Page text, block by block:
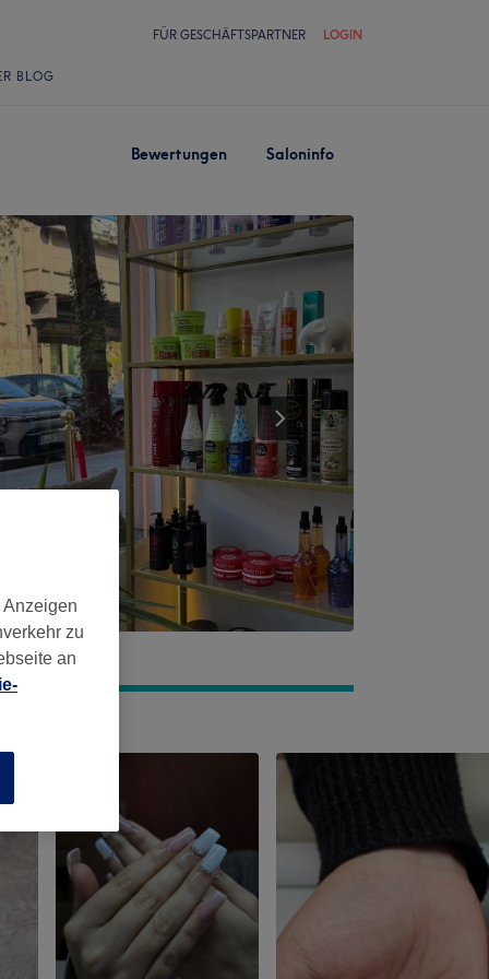
FÜR GESCHÄFTSPARTNER LOGIN
BLOG
Bewertungen Saloninfo
zu
an